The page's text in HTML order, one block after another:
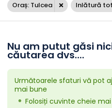
Oraș: Tulcea
Inlătură tot
Nu am putut găsi
căutarea dvs....
Următoarele sfaturi vă pot
mai bune
Folosiți cuvinte cheie